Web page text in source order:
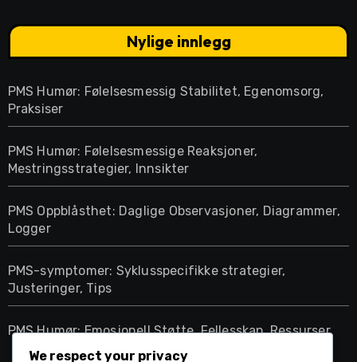
Nylige innlegg
PMS Humør: Følelsesmessig Stabilitet, Egenomsorg,
Praksiser
PMS Humør: Følelsesmessige Reaksjoner,
Mestringsstrategier, Innsikter
PMS Oppblåsthet: Daglige Observasjoner, Diagrammer,
Logger
PMS-symptomer: Syklusspecifikke strategier,
Justeringer, Tips
PMS Humør: Emosjonell Støtte, Fellesskap, Ressurser
We respect your privacy